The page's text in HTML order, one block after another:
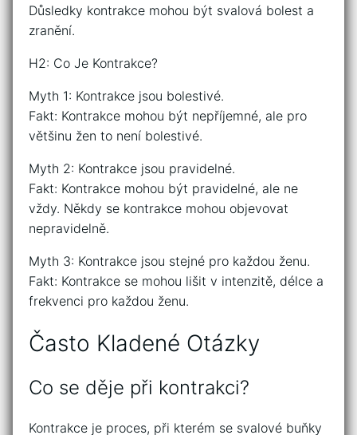
Důsledky kontrakce mohou být svalová bolest a
zranění.
H2: Co Je Kontrakce?
Myth 1: Kontrakce jsou bolestivé.
Fakt: Kontrakce mohou být nepříjemné, ale pro
většinu žen to není bolestivé.
Myth 2: Kontrakce jsou pravidelné.
Fakt: Kontrakce mohou být pravidelné, ale ne
vždy. Někdy se kontrakce mohou objevovat
nepravidelně.
Myth 3: Kontrakce jsou stejné pro každou ženu.
Fakt: Kontrakce se mohou lišit v intenzitě, délce a
frekvenci pro každou ženu.
Často Kladené Otázky
Co se děje při kontrakci?
Kontrakce je proces, při kterém se svalové buňky